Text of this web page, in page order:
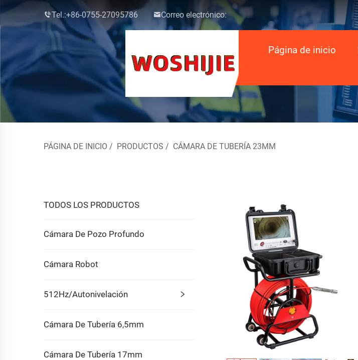
Tel.:+86-0755-27095786 Correo electrónico:
Página de inicio
PÁGINA DE INICIO / PRODUCTOS / CÁMARA DE TUBERÍA 23MM
TODOS LOS PRODUCTOS
Cámara De Pozo Profundo
Cámara Robot
512Hz/Autonivelación
Cámara De Tubería 6,5mm
Cámara De Tubería 17mm